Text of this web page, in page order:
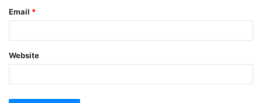
Email *
Website